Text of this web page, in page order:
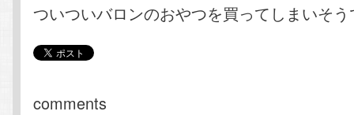
ついついバロンのおやつを買ってしまいそ
comments